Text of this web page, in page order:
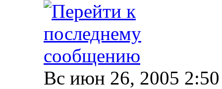
Вс июн 26, 2005 2:50